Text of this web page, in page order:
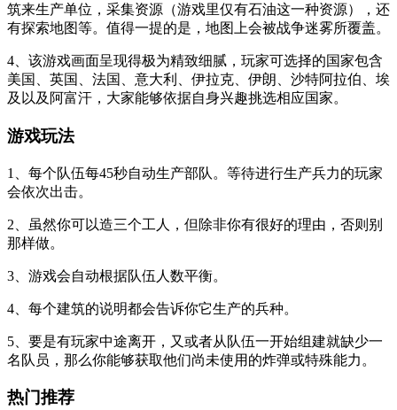
筑来生产单位，采集资源（游戏里仅有石油这一种资源），还
有探索地图等。值得一提的是，地图上会被战争迷雾所覆盖。
4、该游戏画面呈现得极为精致细腻，玩家可选择的国家包含
美国、英国、法国、意大利、伊拉克、伊朗、沙特阿拉伯、埃
及以及阿富汗，大家能够依据自身兴趣挑选相应国家。
游戏玩法
1、每个队伍每45秒自动生产部队。等待进行生产兵力的玩家
会依次出击。
2、虽然你可以造三个工人，但除非你有很好的理由，否则别
那样做。
3、游戏会自动根据队伍人数平衡。
4、每个建筑的说明都会告诉你它生产的兵种。
5、要是有玩家中途离开，又或者从队伍一开始组建就缺少一
名队员，那么你能够获取他们尚未使用的炸弹或特殊能力。
热门推荐